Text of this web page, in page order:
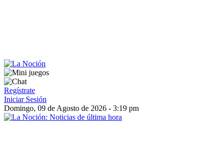
Regístrate
Iniciar Sesión
Domingo, 09 de Agosto de 2026 - 3:19 pm